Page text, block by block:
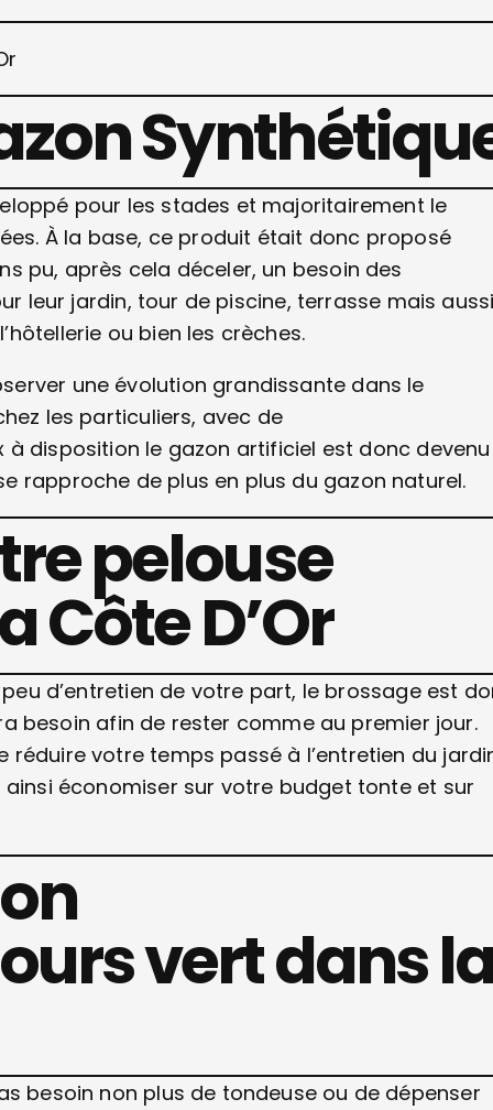
pour les stades et majoritairement le
À la base, ce produit était donc proposé
pu, après cela déceler, un besoin des
leur jardin, tour de piscine, terrasse mais
ou bien les crèches.
une évolution grandissante dans le
les particuliers, avec de
disposition le gazon artificiel est donc devenu
rapproche de plus en plus du gazon naturel.
pelouse
D’Or
d’entretien de votre part, le brossage est
besoin afin de rester comme au premier jour.
votre temps passé à l’entretien du
économiser sur votre budget tonte et sur
vert dans
besoin non plus de tondeuse ou de dépenser